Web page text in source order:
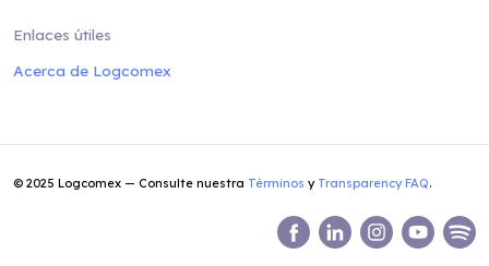
Enlaces útiles
Acerca de Logcomex
© 2025 Logcomex — Consulte nuestra Términos y Transparency FAQ.